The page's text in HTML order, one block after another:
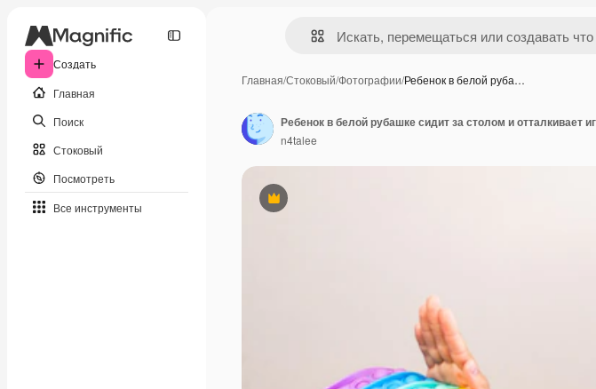
Создать
Главная
Поиск
Стоковый
Посмотреть
Все инструменты
Главная/Стоковый/Фотографии/Ребенок в белой руба…
Премиум
Ребенок в белой рубашке сидит за столом и отталкивает
n4talee